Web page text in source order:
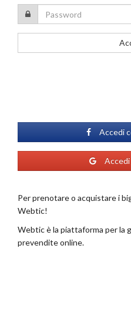
Accedi
Per prenotare o acquistare i
Webtic!
Webtic è la piattaforma per la
prevendite online.